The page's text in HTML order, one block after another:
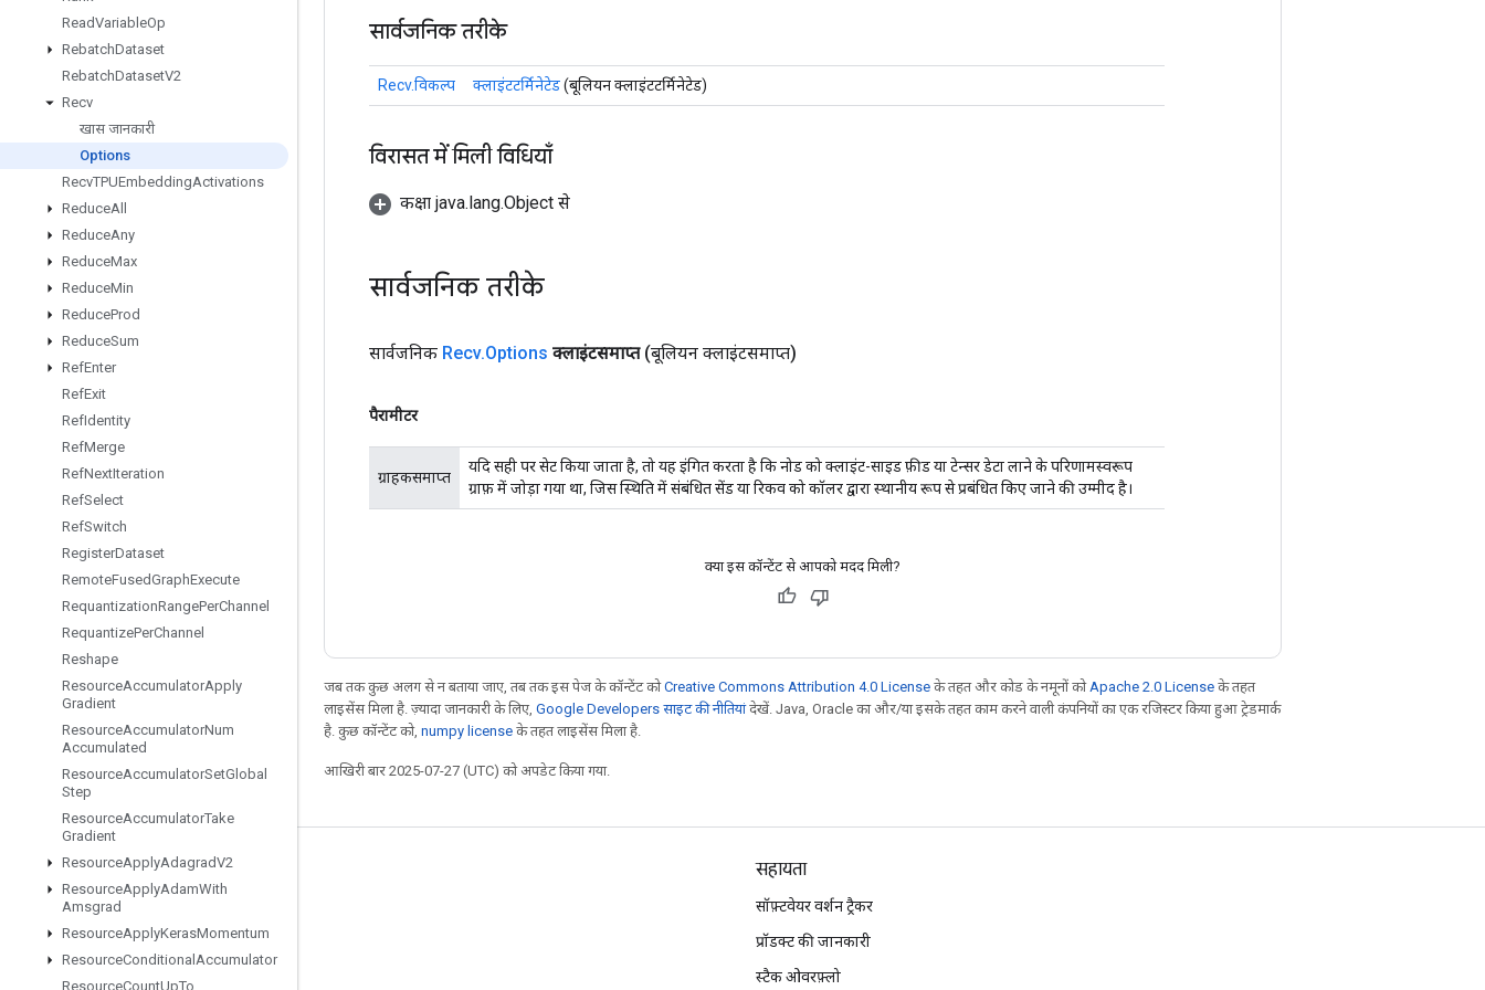
ReadVariableOp
RebatchDataset
RebatchDatasetV2
Recv
खास जानकारी
Options
RecvTPUEmbeddingActivations
ReduceAll
ReduceAny
ReduceMax
ReduceMin
ReduceProd
ReduceSum
RefEnter
RefExit
RefIdentity
RefMerge
RefNextIteration
RefSelect
RefSwitch
RegisterDataset
RemoteFusedGraphExecute
RequantizationRangePerChannel
RequantizePerChannel
Reshape
ResourceAccumulatorApply
Gradient
ResourceAccumulatorNum
Accumulated
ResourceAccumulatorSetGlobal
Step
ResourceAccumulatorTake
Gradient
ResourceApplyAdagradV2
ResourceApplyAdamWith
Amsgrad
ResourceApplyKerasMomentum
ResourceConditional Accumulator
ResourceCountUpTo
सार्वजनिक तरीके
Recv.विकल्प क्लाइंटटर्मिनेटेड(बूलियन क्लाइंटटर्मिनेटेड)
विरासत में मिली विधियाँ
कक्षा java.lang.Object से
सार्वजनिक तरीके
सार्वजनिक Recv.Options क्लाइंटसमाप्त (बूलियन क्लाइंटसमाप्त)
पैरामीटर
ग्राहकसमाप्त
यदि सही पर सेट किया जाता है, तो यह इंगित करता है कि नोड को क्लाइंट-साइड फ़ीड या टेन्सर डेटा लाने के परिणामस्वरूप
ग्राफ़ में जोड़ा गया था, जिस स्थिति में संबंधित सेंड या रिकव को कॉलर द्वारा स्थानीय रूप से प्रबंधित किए जाने की उम्मीद है।
क्या इस कॉन्टेंट से आपको मदद मिली?
जब तक कुछ अलग से न बताया जाए, तब तक इस पेज के कॉन्टेंट कोCreative Commons Attribution 4.0 License के तहत और कोड के नमूनों को Apache 2.0 License के तहत
लाइसेंस मिला है. ज़्यादा जानकारी के लिए, Google Developers साइट की नीतियांदेखें. Java, Oracle का और/या इसके तहत काम करने वाली कंपनियों का एक रजिस्टर किया हुआ ट्रेडमार्क
है. कुछ कॉन्टेंट को, numpy license के तहत लाइसेंस मिला है.
आखिरी बार 2025-07-27 (UTC) को अपडेट किया गया.
जुड़े रहें
फ़ोरम
सहायता
सॉफ़्टवेयर वर्शन ट्रैकर
प्रॉडक्ट की जानकारी
स्टैक ओवरफ़्लो